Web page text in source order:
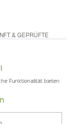
& GEPRÜFTE
Aktiv
Funktionalität bieten